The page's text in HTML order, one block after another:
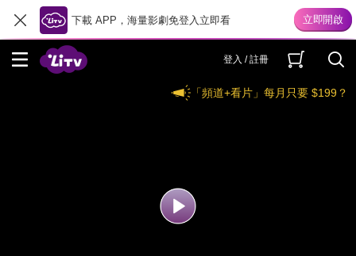
下載 APP，海量影劇免登入立即看
登入 / 註冊
「頻道+看片」每月只要 $199？